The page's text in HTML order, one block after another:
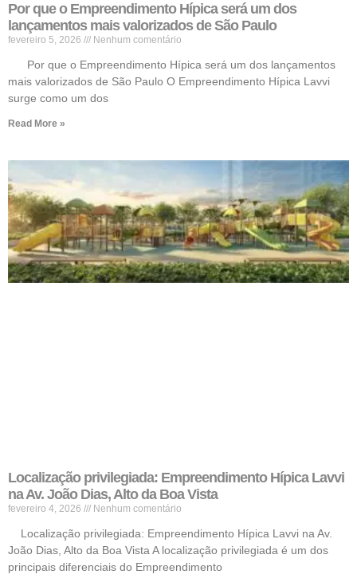
Por que o Empreendimento Hípica será um dos
lançamentos mais valorizados de São Paulo
fevereiro 5, 2026 Nenhum comentário
Por que o Empreendimento Hípica será um dos lançamentos
mais valorizados de São Paulo O Empreendimento Hípica Lavvi
surge como um dos
Read More »
Localização privilegiada: Empreendimento Hípica Lavvi
na Av. João Dias, Alto da Boa Vista
fevereiro 4, 2026 Nenhum comentário
Localização privilegiada: Empreendimento Hípica Lavvi na Av.
João Dias, Alto da Boa Vista A localização privilegiada é um dos
principais diferenciais do Empreendimento